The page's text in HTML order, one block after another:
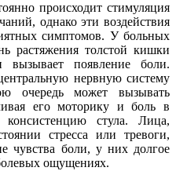
происходит стимуляция
однако эти воздействия
симптомов. У больных
растяжения толстой кишки
появление боли.
нервную систему
очередь может вызывать
его моторику и боль в
стула. Лица,
стресса или тревоги,
чувства боли, у них долгое
ощущениях.